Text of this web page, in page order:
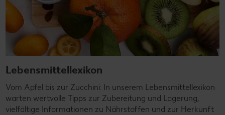
Lebensmittellexikon
Vom Apfel bis zur Zucchini: In unserem Lebensmittellexikon
warten wertvolle Tipps zur Zubereitung und Lagerung,
vielfältige Informationen zu Nährstoffen und zur Herkunft